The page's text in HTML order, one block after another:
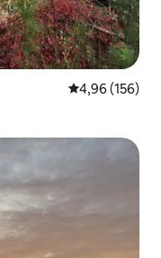
Évaluation
4,96 (156)